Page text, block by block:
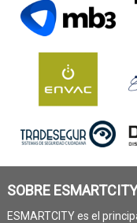
SOBRE ESMARTCITY
ESMARTCITY es el